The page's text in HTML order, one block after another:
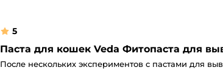
5
Паста для кошек Veda Фитопаста для
После нескольких экспериментов с пастами для